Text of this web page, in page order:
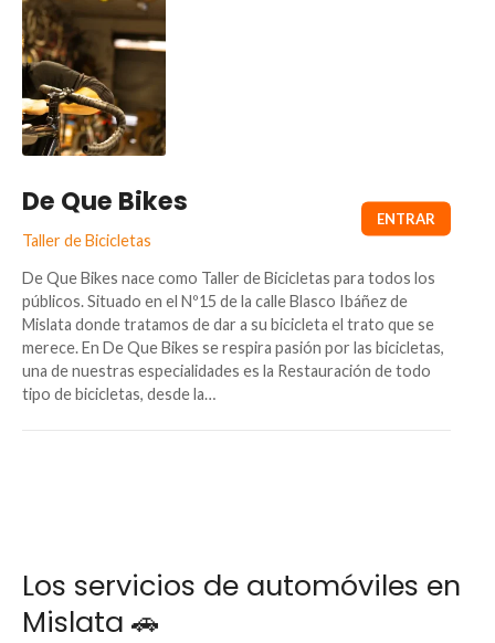
De Que Bikes
Taller de Bicicletas
De Que Bikes nace como Taller de Bicicletas para todos los
públicos. Situado en el Nº15 de la calle Blasco Ibáñez de
Mislata donde tratamos de dar a su bicicleta el trato que se
merece. En De Que Bikes se respira pasión por las bicicletas,
una de nuestras especialidades es la Restauración de todo
tipo de bicicletas, desde la…
Los servicios de automóviles en
Mislata 🚗